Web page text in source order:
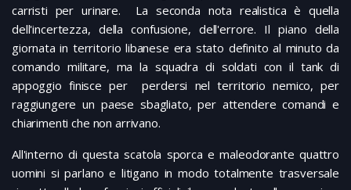
carristi per urinare. La seconda nota realistica è quella
dell'incertezza, della confusione, dell'errore. Il piano della
giornata in territorio libanese era stato definito al minuto da
comando militare, ma la squadra di soldati con il tank di
appoggio finisce per perdersi nel territorio nemico, per
raggiungere un paese sbagliato, per attendere comandi e
chiarimenti che non arrivano.
All'interno di questa scatola sporca e maleodorante quattro
uomini si parlano e litigano in modo totalmente trasversale